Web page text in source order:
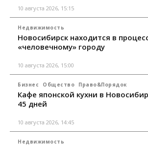
10 августа 2026, 15:15
Недвижимость
Новосибирск находится в
«человечному» городу
10 августа 2026, 15:00
Бизнес Общество Право&Порядок
Кафе японской кухни в
45 дней
10 августа 2026, 14:45
Недвижимость